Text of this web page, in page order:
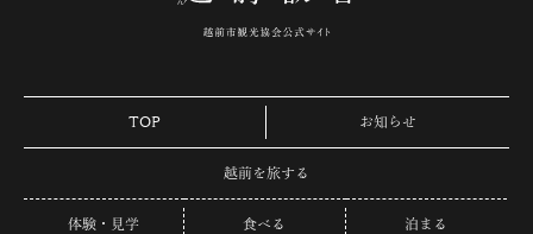
TOP お知らせ
越前を旅する
体験・見学 食べる 泊まる